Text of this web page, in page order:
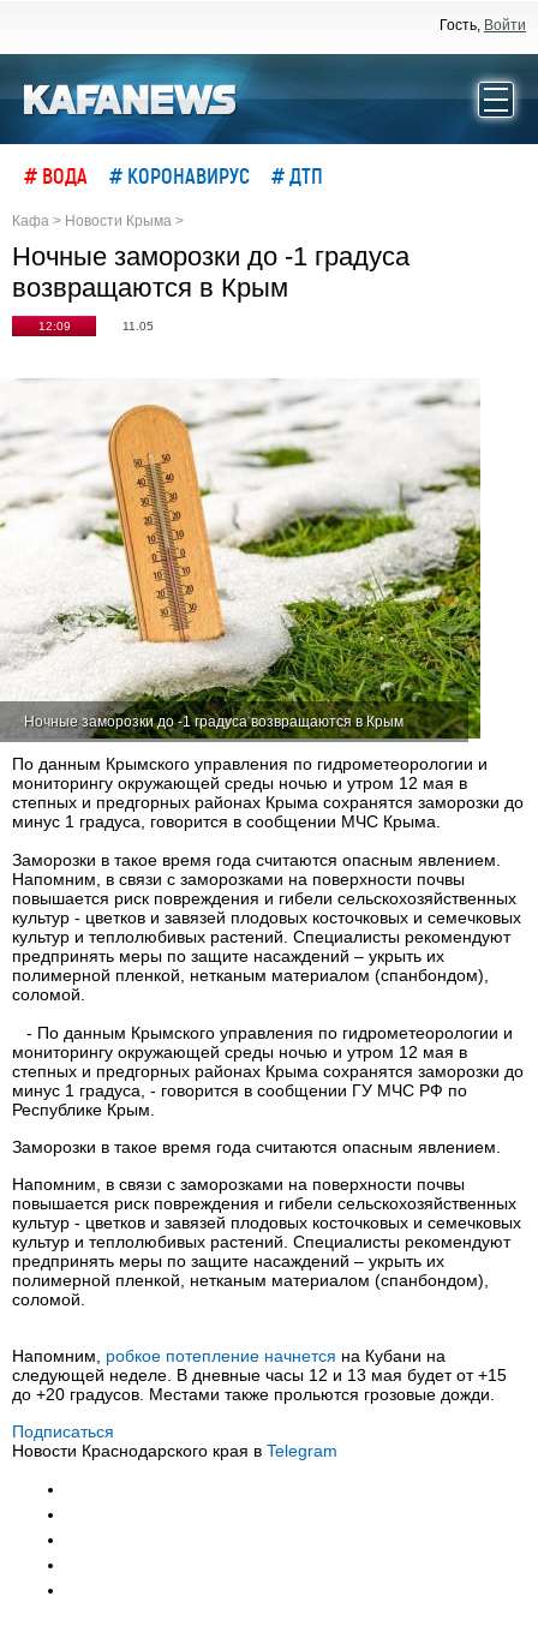
Гость, Войти
# ВОДА # КОРОНАВИРУС # ДТП
Кафа > Новости Крыма >
Ночные заморозки до -1 градуса
возвращаются в Крым
12:09 11.05
Ночные заморозки до -1 градуса возвращаются в Крым
По данным Крымского управления по гидрометеорологии и
мониторингу окружающей среды ночью и утром 12 мая в
степных и предгорных районах Крыма сохранятся заморозки до
минус 1 градуса, говорится в сообщении МЧС Крыма.
Заморозки в такое время года считаются опасным явлением.
Напомним, в связи с заморозками на поверхности почвы
повышается риск повреждения и гибели сельскохозяйственных
культур - цветков и завязей плодовых косточковых и семечковых
культур и теплолюбивых растений. Специалисты рекомендуют
предпринять меры по защите насаждений – укрыть их
полимерной пленкой, нетканым материалом (спанбондом),
соломой.
- По данным Крымского управления по гидрометеорологии и
мониторингу окружающей среды ночью и утром 12 мая в
степных и предгорных районах Крыма сохранятся заморозки до
минус 1 градуса, - говорится в сообщении ГУ МЧС РФ по
Республике Крым.
Заморозки в такое время года считаются опасным явлением.
Напомним, в связи с заморозками на поверхности почвы
повышается риск повреждения и гибели сельскохозяйственных
культур - цветков и завязей плодовых косточковых и семечковых
культур и теплолюбивых растений. Специалисты рекомендуют
предпринять меры по защите насаждений – укрыть их
полимерной пленкой, нетканым материалом (спанбондом),
соломой.
Напомним, робкое потепление начнется на Кубани на
следующей неделе. В дневные часы 12 и 13 мая будет от +15
до +20 градусов. Местами также прольются грозовые дожди.
Подписаться
Новости Краснодарского края в Telegram